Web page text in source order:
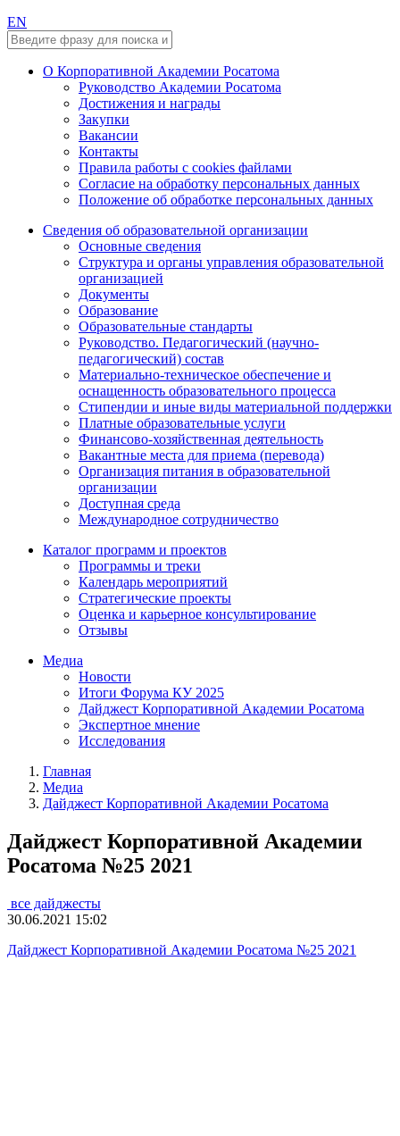
EN
О Корпоративной Академии Росатома
Руководство Академии Росатома
Достижения и награды
Закупки
Вакансии
Контакты
Правила работы с cookies файлами
Согласие на обработку персональных данных
Положение об обработке персональных данных
Сведения об образовательной организации
Основные сведения
Структура и органы управления образовательной
организацией
Документы
Образование
Образовательные стандарты
Руководство. Педагогический (научно-
педагогический) состав
Материально-техническое обеспечение и
оснащенность образовательного процесса
Стипендии и иные виды материальной поддержки
Платные образовательные услуги
Финансово-хозяйственная деятельность
Вакантные места для приема (перевода)
Организация питания в образовательной
организации
Доступная среда
Международное сотрудничество
Каталог программ и проектов
Программы и треки
Календарь мероприятий
Стратегические проекты
Оценка и карьерное консультирование
Отзывы
Медиа
Новости
Итоги Форума КУ 2025
Дайджест Корпоративной Академии Росатома
Экспертное мнение
Исследования
Главная
Медиа
Дайджест Корпоративной Академии Росатома
Дайджест Корпоративной Академии
Росатома №25 2021
все дайджесты
30.06.2021 15:02
Дайджест Корпоративной Академии Росатома №25 2021